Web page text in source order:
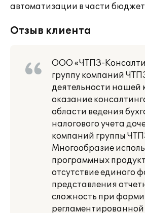
автоматизации в части
Отзыв клиента
ООО «ЧТПЗ-
группу компаний
деятельности нашей
оказание
области ведения
налогового учета
компаний группы
Многообразие
программных
отсутствие единого
представления
сложность при
регламентированной